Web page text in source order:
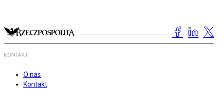
KONTAKT
O nas
Kontakt